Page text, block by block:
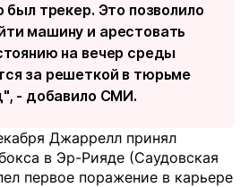
был трекер. Это позволило
машину и арестовать
на вечер среды
за решеткой в ​​тюрьме
- добавило СМИ.
Джаррелл принял
в Эр-Рияде (Саудовская
первое поражение в карьере